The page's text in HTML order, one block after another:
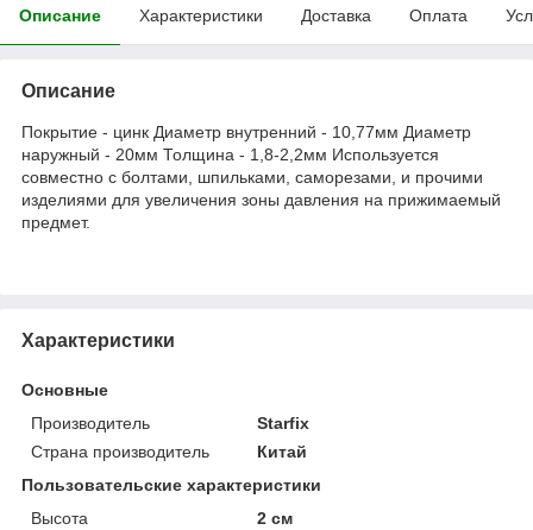
Описание Характеристики Доставка Оплата
Описание
Покрытие - цинк Диаметр внутренний - 10,77мм Диаметр
наружный - 20мм Толщина - 1,8-2,2мм Используется
совместно с болтами, шпильками, саморезами, и прочими
изделиями для увеличения зоны давления на прижимаемый
предмет.
Характеристики
Основные
Производитель
Starfix
Страна производитель
Китай
Пользовательские характеристики
Высота
2 см